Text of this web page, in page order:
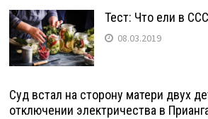
Тест: Что ели в
08.03.2019
Суд встал на сторону матери двух
отключении электричества в